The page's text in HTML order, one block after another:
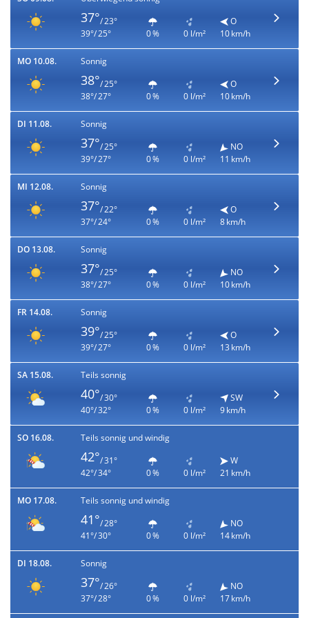
37°/ 23°
39°/ 25°
0 % 0 l/m²
O
10 km/h
MO 10.08. Sonnig
38°/ 25°
38°/ 27°
0 % 0 l/m²
O
10 km/h
DI 11.08. Sonnig
37°/ 25°
39°/ 27°
0 % 0 l/m²
NO
11 km/h
MI 12.08. Sonnig
37°/ 22°
37°/ 24°
0 % 0 l/m²
O
8 km/h
DO 13.08. Sonnig
37°/ 25°
38°/ 27°
0 % 0 l/m²
NO
10 km/h
FR 14.08. Sonnig
39°/ 25°
39°/ 27°
0 % 0 l/m²
O
13 km/h
SA 15.08. Teils sonnig
40°/ 30°
40°/ 32°
0 % 0 l/m²
SW
9 km/h
SO 16.08. Teils sonnig und windig
42°/ 31°
42°/ 34°
0 % 0 l/m²
W
21 km/h
MO 17.08. Teils sonnig und windig
41°/ 28°
41°/ 30°
0 % 0 l/m²
NO
14 km/h
DI 18.08. Sonnig
37°/ 26°
37°/ 28°
0 % 0 l/m²
NO
17 km/h